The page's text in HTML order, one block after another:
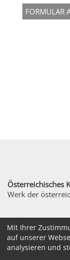
Österreichisches
Werk der
+43 / 1 /
Bräunerstraße 3/
Mit Ihrer
auf unserer
analysieren und